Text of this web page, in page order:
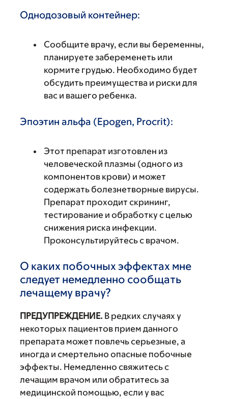
Однодозовый контейнер:
Сообщите врачу, если вы беременны,
планируете забеременеть или
кормите грудью. Необходимо будет
обсудить преимущества и риски для
вас и вашего ребенка.
Эпоэтин альфа (Epogen, Procrit):
Этот препарат изготовлен из
человеческой плазмы (одного из
компонентов крови) и может
содержать болезнетворные вирусы.
Препарат проходит скрининг,
тестирование и обработку с целью
снижения риска инфекции.
Проконсультируйтесь с врачом.
О каких побочных эффектах мне
следует немедленно сообщать
лечащему врачу?
ПРЕДУПРЕЖДЕНИЕ. В редких случаях у
некоторых пациентов прием данного
препарата может повлечь серьезные, а
иногда и смертельно опасные побочные
эффекты. Немедленно свяжитесь с
лечащим врачом или обратитесь за
медицинской помощью, если у вас